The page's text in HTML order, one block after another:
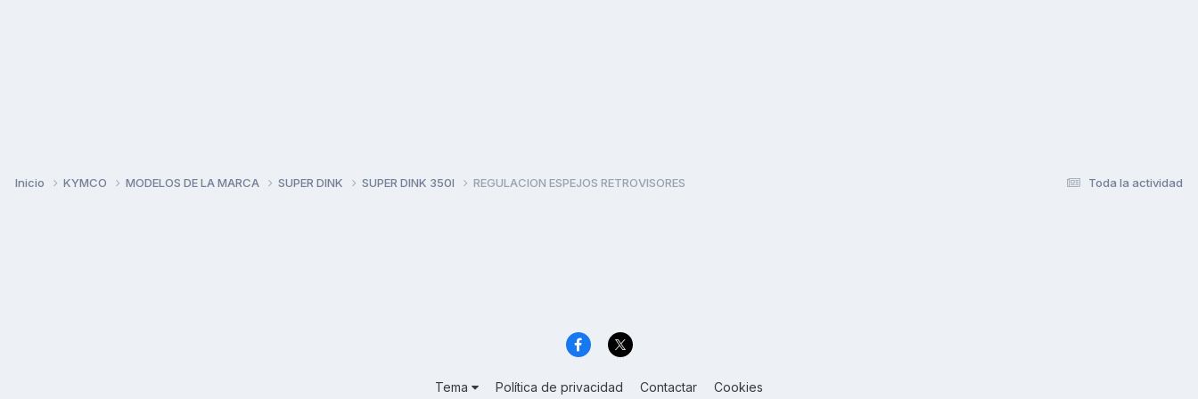
Toda la actividad
Inicio KYMCO MODELOS DE LA MARCA SUPER DINK SUPER DINK 350I REGULACION ESPEJOS RETROVISORES
Tema Política de privacidad Contactar Cookies